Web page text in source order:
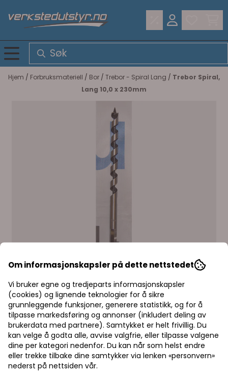
Hopp til innhold
Hjem / Forbruksmateriell / Bor / Trebor - Spiral Lang / Trebor Spiral,
Lang 10,0 x 230mm
Trebor Spiral, Lang 10,0 x 230mm
Langt Trebor Spiral 10,0 x 230mm
Les mer
36,25,-
Priser inkl. eller
ekskl. mva
Om informasjonskapsler på dette nettstedet
Vi bruker egne og tredjeparts informasjonskapsler
(cookies) og lignende teknologier for å sikre
grunnleggende funksjoner, generere statistikk, og for å
tilpasse markedsføring og annonser (inkludert deling av
brukerdata med partnere). Samtykket er helt frivillig. Du
kan velge å godta alle, avvise valgfrie, eller tilpasse valgene
dine per kategori nedenfor. Du kan når som helst endre
eller trekke tilbake dine samtykker via lenken «personvern»
nederst på nettsiden vår.